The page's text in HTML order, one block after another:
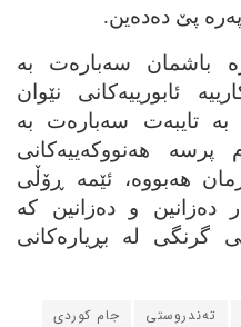
پێ ده‌ده‌ین.
باشمان سه‌باره‌ت به‌
ئابورییه‌کانی نێوان
به‌ تایبه‌ت سه‌باره‌ت به‌
هه‌نووکه‌ییه‌کانی
هه‌بووه‌، ئێمه‌ ڕۆڵی
ده‌زانین و ده‌زانین که‌
گرنگی له‌ بڕیاره‌کانی
ته‌ندروستی
جام کوردی